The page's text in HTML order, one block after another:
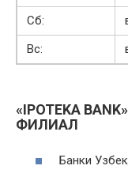
Сб:
Вс:
«IPOTEKA
ФИЛИАЛ
Банки